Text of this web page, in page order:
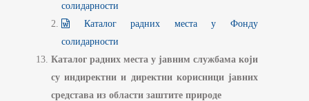
солидарности
Каталог радних места у Фонду
солидарности
Каталог радних места у јавним службама који
су индиректни и директни корисници јавних
средстава из области заштите природе